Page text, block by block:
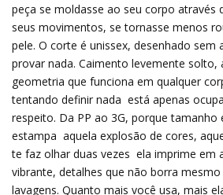
peça se moldasse ao seu corpo através
seus movimentos, se tornasse menos
pele. O corte é unissex, desenhado sem
provar nada. Caimento levemente solto,
geometria que funciona em qualquer
tentando definir nada  está apenas
respeito. Da PP ao 3G, porque tamanho
estampa  aquela explosão de cores,
te faz olhar duas vezes  ela imprime
vibrante, detalhes que não borra
lavagens. Quanto mais você usa, mais